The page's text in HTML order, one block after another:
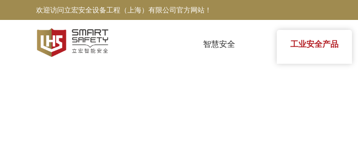
欢迎访问立宏安全设备工程（上海）有限公司官方网站！
智慧安全 工业安全产品